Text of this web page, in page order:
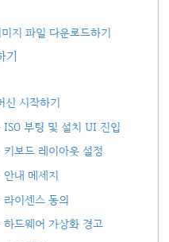
지 파일 다운로드하기
기
시작하기
부팅 및 설치 UI 진입
보드 레이아웃 설정
내 메세지
이센스 동의
드웨어 가상화 경고